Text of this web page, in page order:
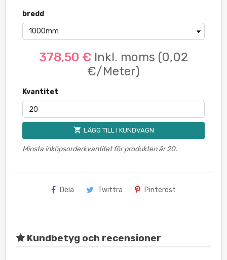
bredd
378,50 € Inkl. moms (0,02
€/Meter)
Kvantitet
shopping_cart LÄGG TILL I KUNDVAGN
Minsta inköpsorderkvantitet för produkten är 20.
Dela Twittra Pinterest
Kundbetyg och recensioner